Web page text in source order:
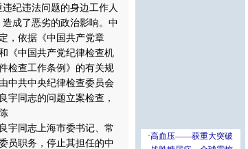
纪违法问题的身边工作人
成了恶劣的政治影响。 中
，依据《中国共产党章
《中国共产党纪律检查机
检查工作条例》的有关规
中共中央纪律检查委员会
宇同志的问题立案检查，
同志上海市委书记、常
员职务，停止其担任的中